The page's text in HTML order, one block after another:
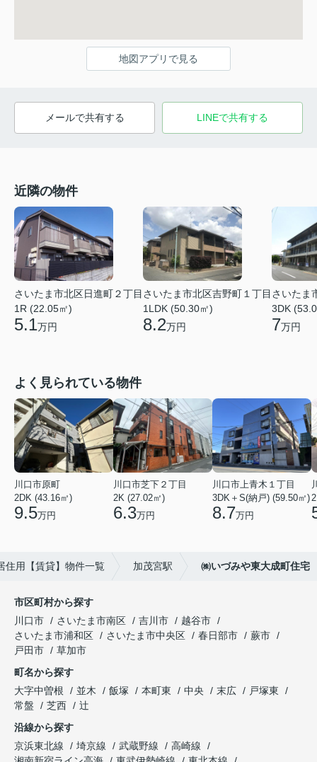
地図アプリで見る
メールで共有する LINEで共有する
近隣の物件
さいたま市北区日進町２丁目
1R (22.05㎡)
5.1万円
さいたま市北区吉野町１丁目
1LDK (50.30㎡)
8.2万円
さいたま
3DK
7万円
よく見られている物件
川口市原町
2DK (43.16㎡)
9.5万円
川口市芝下２丁目
2K (27.02㎡)
6.3万円
川口市上青木１丁目
3DK＋S(納戸) (59.50㎡)
8.7万円
住用【賃貸】物件一覧 加茂宮駅 ㈱いづみや東大成町住宅
市区町村から探す
川口市
さいたま市南区 吉川市
越谷市
さいたま市浦和区
さいたま市中央区 春日部市
蕨市
戸田市
草加市
町名から探す
大字中曽根
並木 飯塚 本町東 中央 末広
戸塚東
常盤
芝西
辻
沿線から探す
京浜東北線
埼京線 武蔵野線
高崎線